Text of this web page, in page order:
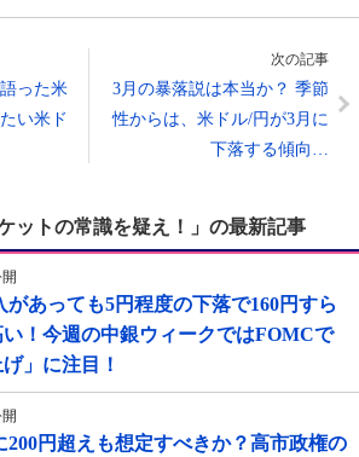
った米
い米ド
次の記事
3月の暴落説は本当か？ 季節
性からは、米ドル/円が3月に
下落する傾向…
ットの常識を疑え！」の最新記事
あっても5円程度の下落で160円すら
！今週の中銀ウィークではFOMCで
」に注目！
200円超えも想定すべきか？高市政権の